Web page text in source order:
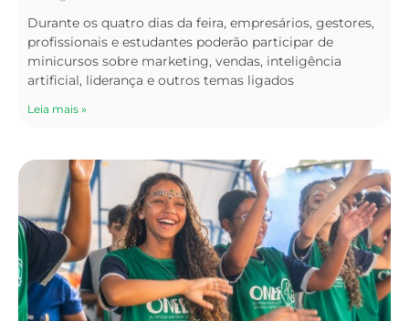
Durante os quatro dias da feira, empresários, gestores,
profissionais e estudantes poderão participar de
minicursos sobre marketing, vendas, inteligência
artificial, liderança e outros temas ligados
Leia mais »